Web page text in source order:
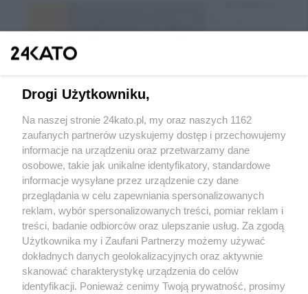
Wróć do strony głównej
ślązag.pl
0%
Drogi Użytkowniku,
Na naszej stronie 24kato.pl, my oraz naszych 1162
zaufanych partnerów uzyskujemy dostęp i przechowujemy
informacje na urządzeniu oraz przetwarzamy dane
osobowe, takie jak unikalne identyfikatory, standardowe
informacje wysyłane przez urządzenie czy dane
przeglądania w celu zapewniania spersonalizowanych
reklam, wybór spersonalizowanych treści, pomiar reklam i
treści, badanie odbiorców oraz ulepszanie usług. Za zgodą
Użytkownika my i Zaufani Partnerzy możemy używać
dokładnych danych geolokalizacyjnych oraz aktywnie
skanować charakterystykę urządzenia do celów
identyfikacji. Ponieważ cenimy Twoją prywatność, prosimy